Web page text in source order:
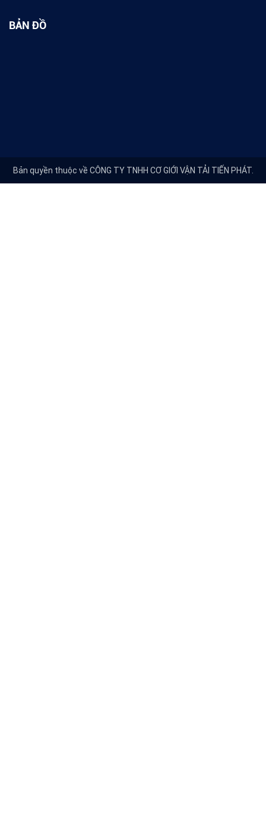
BẢN ĐỒ
Bản quyền thuộc về CÔNG TY TNHH CƠ GIỚI VẬN TẢI TIẾN PHÁT.